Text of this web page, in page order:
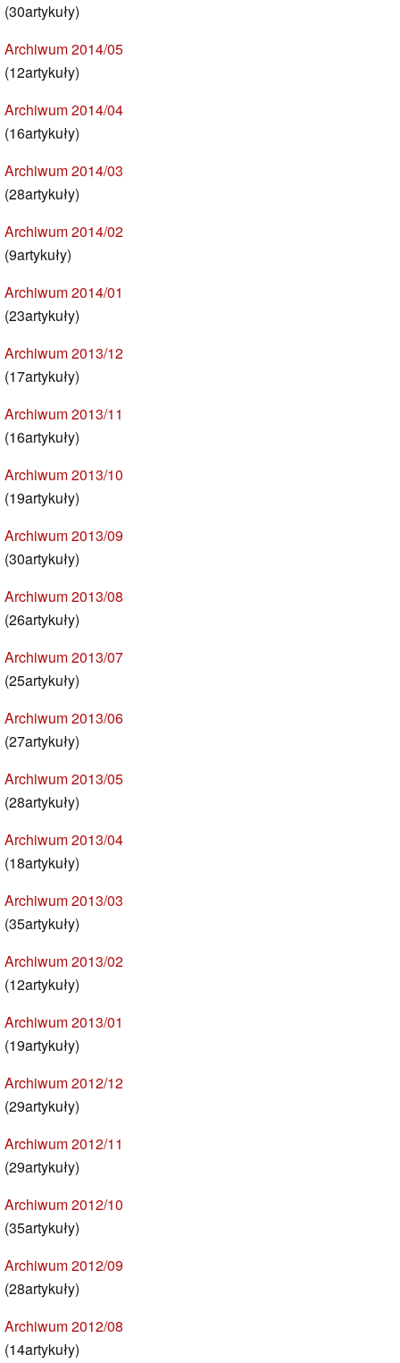
(30artykuły)
Archiwum 2014/05
(12artykuły)
Archiwum 2014/04
(16artykuły)
Archiwum 2014/03
(28artykuły)
Archiwum 2014/02
(9artykuły)
Archiwum 2014/01
(23artykuły)
Archiwum 2013/12
(17artykuły)
Archiwum 2013/11
(16artykuły)
Archiwum 2013/10
(19artykuły)
Archiwum 2013/09
(30artykuły)
Archiwum 2013/08
(26artykuły)
Archiwum 2013/07
(25artykuły)
Archiwum 2013/06
(27artykuły)
Archiwum 2013/05
(28artykuły)
Archiwum 2013/04
(18artykuły)
Archiwum 2013/03
(35artykuły)
Archiwum 2013/02
(12artykuły)
Archiwum 2013/01
(19artykuły)
Archiwum 2012/12
(29artykuły)
Archiwum 2012/11
(29artykuły)
Archiwum 2012/10
(35artykuły)
Archiwum 2012/09
(28artykuły)
Archiwum 2012/08
(14artykuły)